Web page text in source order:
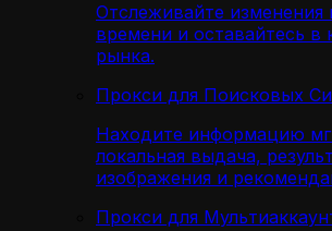
Отслеживайте изменения
времени и оставайтесь в
рынка.
Прокси для Поисковых
Находите информацию
локальная выдача,
изображения и
Прокси для